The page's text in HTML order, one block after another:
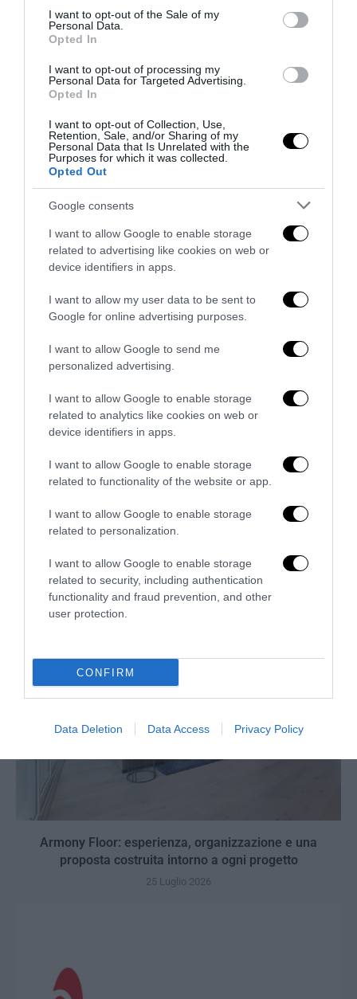
consent section.
I want to opt-out of the Sale of my
Personal Data.
Opted In
I want to opt-out of processing my
Personal Data for Targeted Advertising.
Opted In
I want to opt-out of Collection, Use,
Retention, Sale, and/or Sharing of my
Personal Data that Is Unrelated with the
Purposes for which it was collected.
Opted Out
Google consents
I want to allow Google to enable storage
related to advertising like cookies on web or
device identifiers in apps.
I want to allow my user data to be sent to
Google for online advertising purposes.
I want to allow Google to send me
personalized advertising.
I want to allow Google to enable storage
related to analytics like cookies on web or
device identifiers in apps.
I want to allow Google to enable storage
related to functionality of the website or app.
I want to allow Google to enable storage
related to personalization.
I want to allow Google to enable storage
related to security, including authentication
functionality and fraud prevention, and other
user protection.
CONFIRM
Data Deletion Data Access Privacy Policy
Arriva SEO SERP, la suite italiana che scrive contenuti
analizzando i competitor di prima...
RFID e wearable tech: come la tecnologia sta
rivoluzionando la gestione degli eventi live
27 Luglio 2026
Armony Floor: esperienza, organizzazione e una
proposta costruita intorno a ogni progetto
25 Luglio 2026